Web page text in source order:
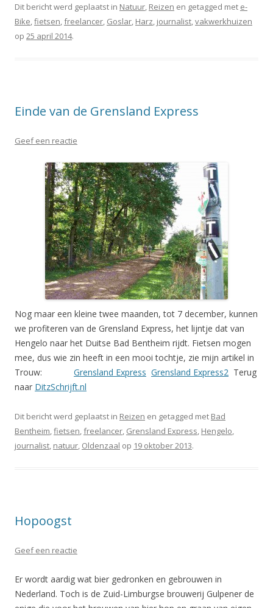
Dit bericht werd geplaatst in Natuur, Reizen en getagged met e-
Bike,fietsen,freelancer, Goslar, Harz, journalist,vakwerkhuizen
op 25 april 2014.
Einde van de Grensland Express
Geef een reactie
Nog maar een kleine twee maanden, tot 7 december, kunnen
we profiteren van de Grensland Express, het lijntje dat van
Hengelo naar het Duitse Bad Bentheim rijdt. Fietsen mogen
mee, dus wie zin heeft in een mooi tochtje, zie mijn artikel in
Trouw: Grensland Express Grensland Express2 Terug
naar DitzSchrijft.nl
Dit bericht werd geplaatst in Reizen en getagged met Bad
Bentheim,fietsen,freelancer, Grensland Express, Hengelo,
journalist, natuur, Oldenzaal op 19 oktober 2013.
Hopoogst
Geef een reactie
Er wordt aardig wat bier gedronken en gebrouwen in
Nederland. Toch is de Zuid-Limburgse brouwerij Gulpener de